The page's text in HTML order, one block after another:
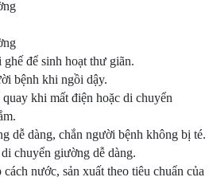
để sinh hoạt thư giãn.
bệnh khi ngồi dậy.
khi mất điện hoặc di chuyển
dễ dàng, chắn người bệnh không bị té.
chuyển giường dễ dàng.
nước, sản xuất theo tiêu chuẩn của